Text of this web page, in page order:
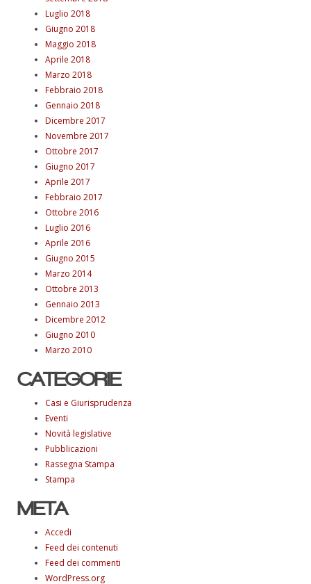
Luglio 2018
Giugno 2018
Maggio 2018
Aprile 2018
Marzo 2018
Febbraio 2018
Gennaio 2018
Dicembre 2017
Novembre 2017
Ottobre 2017
Giugno 2017
Aprile 2017
Febbraio 2017
Ottobre 2016
Luglio 2016
Aprile 2016
Giugno 2015
Marzo 2014
Ottobre 2013
Gennaio 2013
Dicembre 2012
Giugno 2010
Marzo 2010
CATEGORIE
Casi e Giurisprudenza
Eventi
Novità legislative
Pubblicazioni
Rassegna Stampa
Stampa
META
Accedi
Feed dei contenuti
Feed dei commenti
WordPress.org